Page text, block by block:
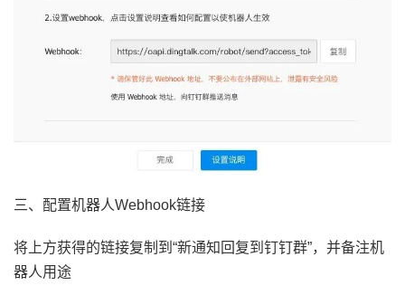
三、配置机器人Webhook链接
将上方获得的链接复制到“新通知回复到钉钉群”，并备注机
器人用途